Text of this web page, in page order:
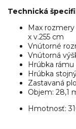
Technická
Max
x v.255 cm
Vnútorné
Vnútorná
Hrúbka
Hrúbka
Zastavaná
Objem: 28,1
Hmotnosť: